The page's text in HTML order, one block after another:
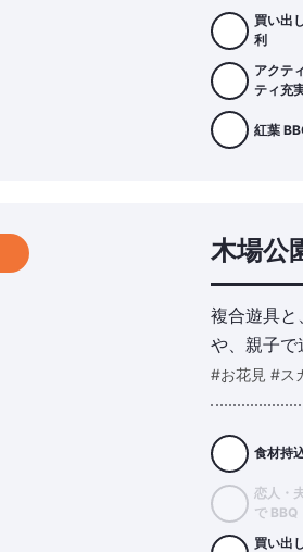
買い出
利
アクテ
ティ充
紅葉
木場公
複合遊具
や、親子
#お花見 #ス
食材持
恋人・
で BBQ
買い出